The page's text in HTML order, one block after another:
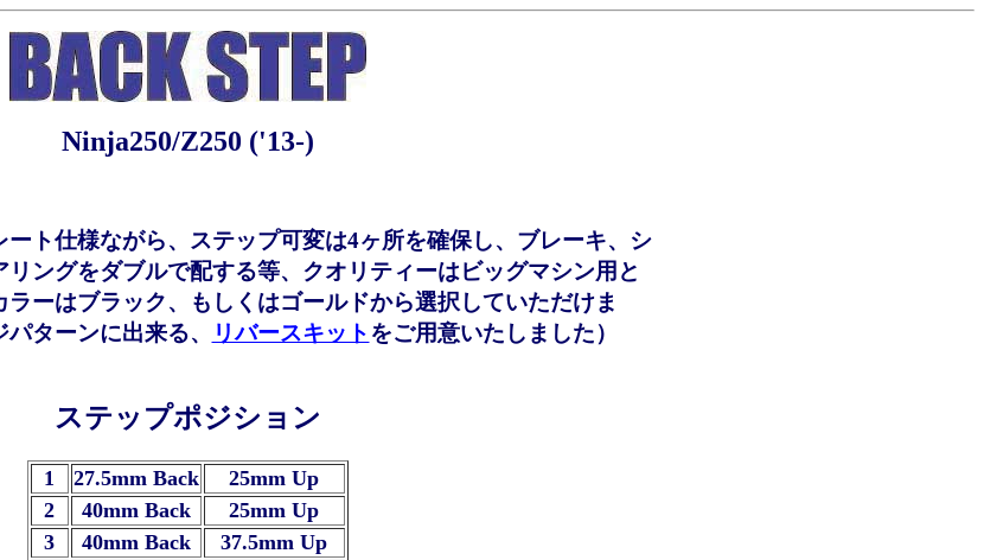
Ninja250/Z250 ('13-)
ート仕様ながら、ステップ可変は4ヶ所を確保し、ブレーキ、シ
ングをダブルで配する等、クオリティーはビッグマシン用と
ーはブラック、もしくはゴールドから選択していただけま
ターンに出来る、
リバースキット をご用意いたしました）
ステップポジション
1 27.5mm Back
25mm Up
2
40mm Back
25mm Up
3
40mm Back
37.5mm Up